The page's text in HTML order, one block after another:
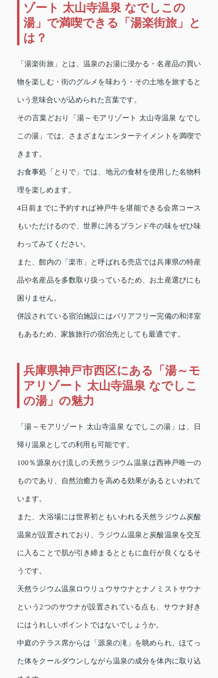
ゾート 太山寺温泉 なでしこの
湯」で満喫できる「湯楽街旅」と
は？
「湯楽街旅」とは、温泉のお湯に浸かる・名産品の買い
物を楽しむ・街のグルメを味わう・その土地を旅すると
いう意味合いが込められた言葉です。
その言葉どおり「湯～モアリゾート 太山寺温泉 なでし
この湯」では、さまざまなエンターテイメントを満喫で
きます。
お食事処「とりで」では、地元の食材を使用した名物料
理を楽しめます。
4日前までに予約すれば神戸牛を堪能できる会席コース
もいただけるので、世界に誇るブランド牛の味をぜひ味
わってみてください。
また、館内の「楽市」と呼ばれる売店では兵庫県の特産
品や名産品を多数取り扱っているため、お土産選びにも
困りません。
併設されている宿泊施設にはバリアフリー完備の和洋室
もあるため、家族旅行の宿泊先としても最適です。
兵庫県神戸市西区にある「湯～モ
アリゾート 太山寺温泉 なでしこ
の湯」の魅力
「湯～モアリゾート 太山寺温泉 なでしこの湯」は、日
帰り温泉としての利用も可能です。
100％源泉かけ流しの天然ラジウム温泉は西神戸唯一の
ものであり、自然治癒力を高める効果があるといわれて
います。
また、大浴場には世界初ともいわれる天然ラジウム炭酸
温泉が設置されており、ラジウム温泉と炭酸温泉を交互
に入ることで肌が引き締まるとともに血行が良くなるそ
うです。
天然ラジウム温泉ロウリュウサウナとナノミストサウナ
という2つのサウナが設置されている点も、サウナ好き
にはうれしいポイントではないでしょうか。
中庭のテラス席からは「源泉の滝」を眺められ、ほてっ
た体をクールダウンしながら温泉の成分を体内に取り込